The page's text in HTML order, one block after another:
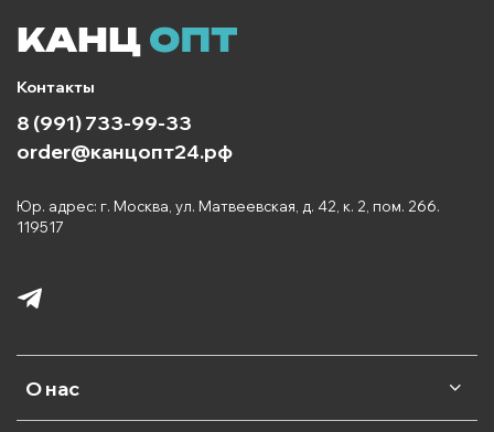
О нас
Контакты
8 (991) 733-99-33
order@канцопт24.рф
Юр. адрес: г. Москва, ул. Матвеевская, д. 42, к. 2, пом. 266.
119517